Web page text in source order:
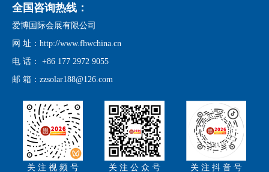
全国咨询热线：
爱博国际会展有限公司
网 址：http://www.fhwchina.cn
电 话： +86 177 2972 9055
邮 箱：zzsolar188@126.com
关 注 视 频 号 关 注 公 众 号 关 注 抖 音 号